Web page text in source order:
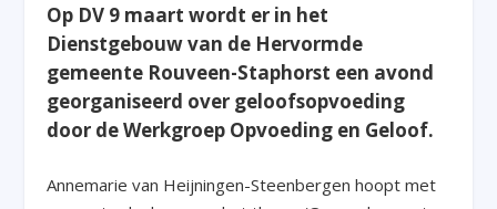
Op DV 9 maart wordt er in het
Dienstgebouw van de Hervormde
gemeente Rouveen-Staphorst een avond
georganiseerd over geloofsopvoeding
door de Werkgroep Opvoeding en Geloof.
Annemarie van Heijningen-Steenbergen hoopt met